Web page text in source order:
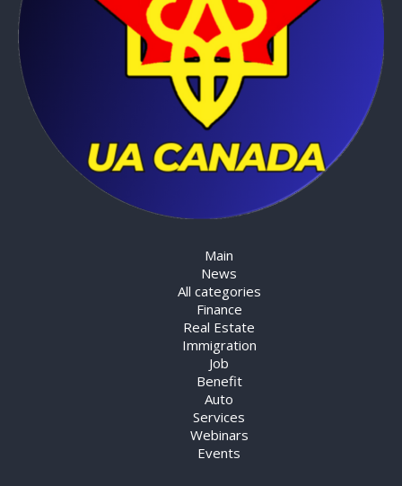
Main
News
All categories
Finance
Real Estate
Immigration
Job
Benefit
Auto
Services
Webinars
Events